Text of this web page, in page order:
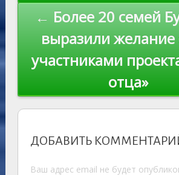
← Более 20 семей
выразили желание
участниками
отца»
ДОБАВИТЬ
Ваш адрес email не будет